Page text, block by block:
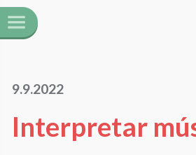
9.9.2022
Interpretar